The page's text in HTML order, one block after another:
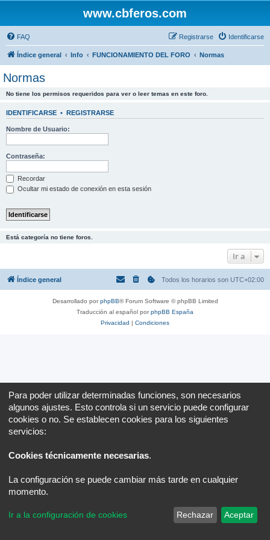
www.cbferos.com
FAQ Identificarse
Registrarse
Índice general Info FUNCIONAMIENTO DEL FORO Normas
Normas
No tiene los permisos requeridos para ver o leer temas en este foro.
IDENTIFICARSE • REGISTRARSE
Nombre de Usuario:
Contraseña:
Recordar
Ocultar mi estado de conexión en esta sesión
Está categoría no tiene foros.
Ir a
Índice general Todos los horarios son UTC+02:00
Desarrollado porphpBB® Forum Software © phpBB Limited
Traducción al español porphpBB España
Privacidad | Condiciones
Para poder utilizar determinadas funciones, son necesarios
algunos ajustes. Esto controla si un servicio puede configurar
cookies o no. Se establecen cookies para los siguientes
servicios:
Cookies técnicamente necesarias.
La configuración se puede cambiar más tarde en cualquier
momento.
Ir a la configuración de cookies Rechazar Aceptar